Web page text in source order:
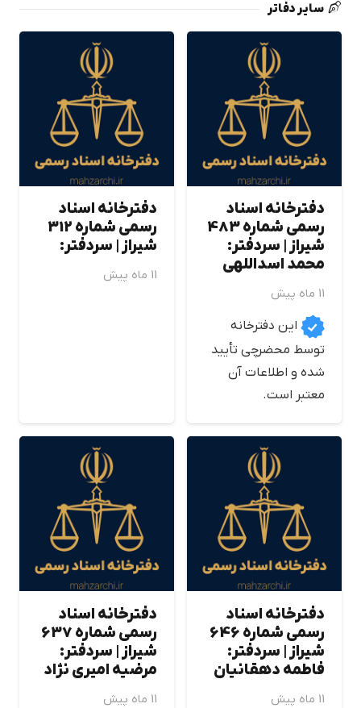
سایر دفاتر
دفترخانه اسناد
رسمی شماره 483
شيراز | سردفتر:
محمد اسداللهي
11 ماه پیش
این دفترخانه
توسط محضرچی تأیید
شده و اطلاعات آن
معتبر است.
دفترخانه اسناد
رسمی شماره 312
شيراز | سردفتر:
11 ماه پیش
دفترخانه اسناد
رسمی شماره 646
شيراز | سردفتر:
فاطمه دهقانيان
11 ماه پیش
دفترخانه اسناد
رسمی شماره 637
شيراز | سردفتر:
مرضيه اميري نژاد
11 ماه پیش